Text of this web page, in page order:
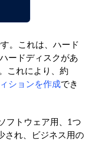
。これは、ハード
ードディスクがあ
これにより、約
ションを作成でき
フトウェア用、1つ
され、ビジネス用の